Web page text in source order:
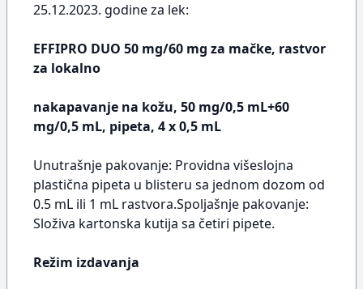
25.12.2023. godine za lek:
EFFIPRO DUO 50 mg/60 mg za mačke, rastvor
za lokalno
nakapavanje na kožu, 50 mg/0,5 mL+60
mg/0,5 mL, pipeta, 4 x 0,5 mL
Unutrašnje pakovanje: Providna višeslojna
plastična pipeta u blisteru sa jednom dozom od
0.5 mL ili 1 mL rastvora.Spoljašnje pakovanje:
Složiva kartonska kutija sa četiri pipete.
Režim izdavanja